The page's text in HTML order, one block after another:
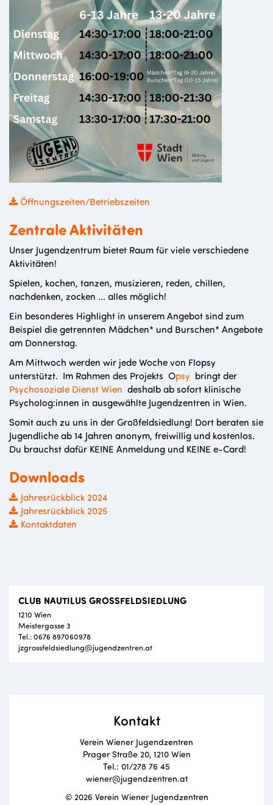
Öffnungszeiten/Betriebszeiten
Zentrale Aktivitäten
Unser Jugendzentrum bietet Raum für viele verschiedene
Aktivitäten!
Spielen, kochen, tanzen, musizieren, reden, chillen,
nachdenken, zocken ... alles möglich!
Ein besonderes Highlight in unserem Angebot sind zum
Beispiel die getrennten Mädchen* und Burschen* Angebote
am Donnerstag.
Am Mittwoch werden wir jede Woche von Flopsy
unterstützt. Im Rahmen des Projekts Opsy bringt der
Psychosoziale Dienst Wien deshalb ab sofort klinische
Psycholog:innen in ausgewählte Jugendzentren in Wien.
Somit auch zu uns in der Großfeldsiedlung! Dort beraten sie
Jugendliche ab 14 Jahren anonym, freiwillig und kostenlos.
Du brauchst dafür KEINE Anmeldung und KEINE e-Card!
Downloads
Jahresrückblick 2024
Jahresrückblick 2025
Kontaktdaten
CLUB NAUTILUS GROSSFELDSIEDLUNG
1210 Wien
Meistergasse 3
Tel.: 0676 897060978
jzgrossfeldsiedlung@jugendzentren.at
Kontakt
Verein Wiener Jugendzentren
Prager Straße 20, 1210 Wien
Tel.: 01/278 76 45
wiener@jugendzentren.at
© 2026 Verein Wiener Jugendzentren